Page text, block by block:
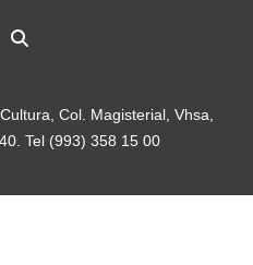
Col. Magisterial, Vhsa,
Tel (993) 358 15 00